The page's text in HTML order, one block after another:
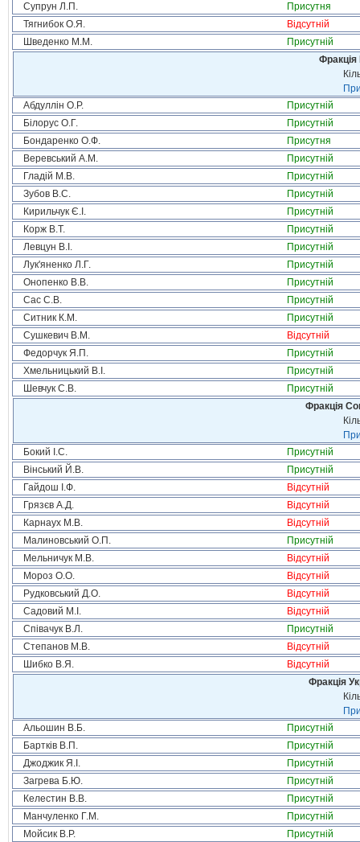
Супрун Л.П.
Присутня
Тягнибок О.Я.
Відсутній
Шведенко М.М.
Присутній
Абдуллін О.Р.
Присутній
Білорус О.Г.
Присутній
Бондаренко О.Ф.
Присутня
Веревський А.М.
Присутній
Гладій М.В.
Присутній
Зубов В.С.
Присутній
Кирильчук Є.І.
Присутній
Корж В.Т.
Присутній
Левцун В.І.
Присутній
Лук'яненко Л.Г.
Присутній
Онопенко В.В.
Присутній
Сас С.В.
Присутній
Ситник К.М.
Присутній
Сушкевич В.М.
Відсутній
Федорчук Я.П.
Присутній
Хмельницький В.І.
Присутній
Шевчук С.В.
Присутній
Фракція
Бокий І.С.
Присутній
Вінський Й.В.
Присутній
Гайдош І.Ф.
Відсутній
Грязєв А.Д.
Відсутній
Карнаух М.В.
Відсутній
Малиновський О.П.
Присутній
Мельничук М.В.
Відсутній
Мороз О.О.
Відсутній
Рудковський Д.О.
Відсутній
Садовий М.І.
Відсутній
Співачук В.Л.
Присутній
Степанов М.В.
Відсутній
Шибко В.Я.
Відсутній
Фракція
Альошин В.Б.
Присутній
Бартків В.П.
Присутній
Джоджик Я.І.
Присутній
Загрева Б.Ю.
Присутній
Келестин В.В.
Присутній
Манчуленко Г.М.
Присутній
Мойсик В.Р.
Присутній